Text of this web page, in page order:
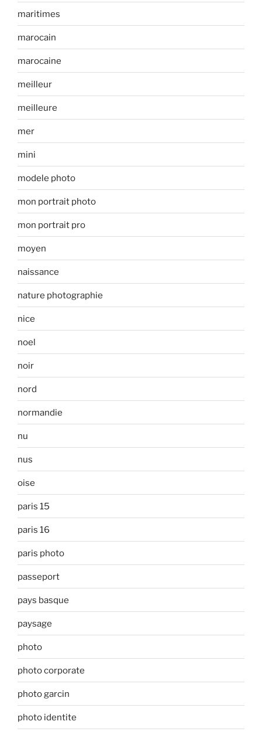
maritimes
marocain
marocaine
meilleur
meilleure
mer
mini
modele photo
mon portrait photo
mon portrait pro
moyen
naissance
nature photographie
nice
noel
noir
nord
normandie
nu
nus
oise
paris 15
paris 16
paris photo
passeport
pays basque
paysage
photo
photo corporate
photo garcin
photo identite